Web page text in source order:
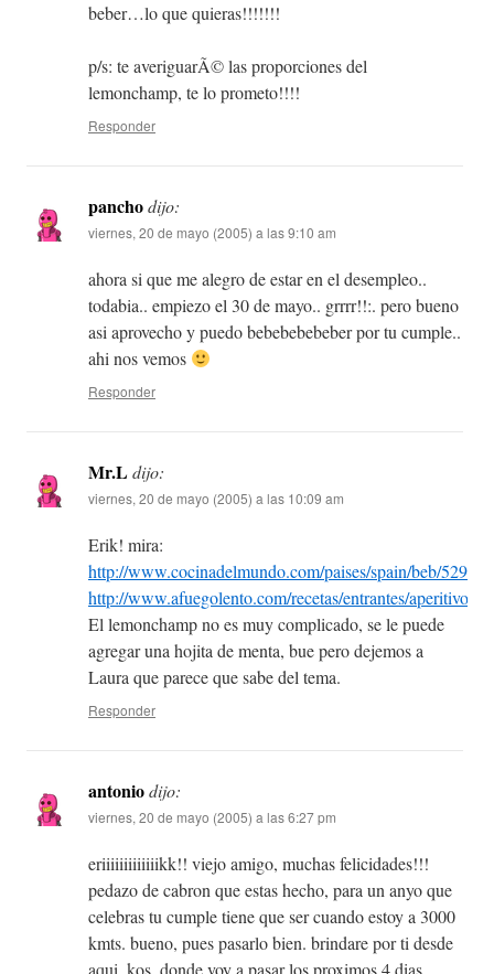
beber…lo que quieras!!!!!!!
p/s: te averiguarÃ© las proporciones del
lemonchamp, te lo prometo!!!!
Responder
panchodijo:
viernes, 20 de mayo (2005) a las 9:10 am
ahora si que me alegro de estar en el desempleo..
todabia.. empiezo el 30 de mayo.. grrrr!!:. pero bueno
asi aprovecho y puedo bebebebebeber por tu cumple..
ahi nos vemos
Responder
Mr.Ldijo:
viernes, 20 de mayo (2005) a las 10:09 am
Erik! mira:
http://www.cocinadelmundo.com/paises/spain/beb/
http://www.afuegolento.com/recetas/entrantes/aperitivos/
El lemonchamp no es muy complicado, se le puede
agregar una hojita de menta, bue pero dejemos a
Laura que parece que sabe del tema.
Responder
antoniodijo:
viernes, 20 de mayo (2005) a las 6:27 pm
eriiiiiiiiiiiiikk!! viejo amigo, muchas felicidades!!!
pedazo de cabron que estas hecho, para un anyo que
celebras tu cumple tiene que ser cuando estoy a 3000
kmts. bueno, pues pasarlo bien. brindare por ti desde
aqui, kos, donde voy a pasar los proximos 4 dias